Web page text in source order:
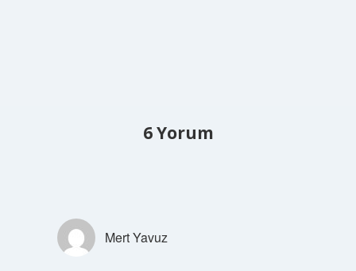
6 Yorum
Mert Yavuz